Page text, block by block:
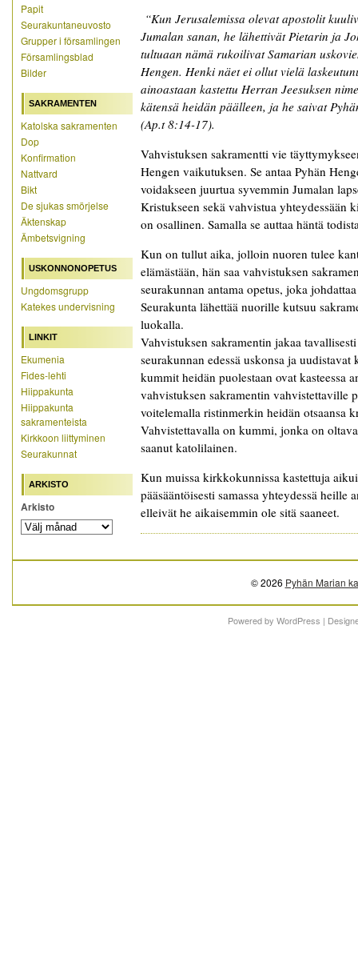
Papit
Seurakuntaneuvosto
Grupper i församlingen
Församlingsblad
Bilder
SAKRAMENTEN
Katolska sakramenten
Dop
Konfirmation
Nattvard
Bikt
De sjukas smörjelse
Äktenskap
Ämbetsvigning
USKONNONOPETUS
Ungdomsgrupp
Katekes undervisning
LINKIT
Ekumenia
Fides-lehti
Hiippakunta
Hiippakunta
sakramenteista
Kirkkoon liittyminen
Seurakunnat
ARKISTO
Arkisto
“Kun Jerusalemissa olevat apostolit
Jumalan sanan, he lähettivät Pietarin ja
tultuaan nämä rukoilivat Samarian
Hengen. Henki näet ei ollut vielä
ainoastaan kastettu Herran Jeesuksen
kätensä heidän päälleen, ja he saivat
(Ap.t 8:14-17).
Vahvistuksen sakramentti vie
Hengen vaikutuksen. Se antaa Pyhän
voidakseen juurtua syvemmin Jumalan
Kristukseen sekä vahvistua yhteydessään
on osallinen. Samalla se auttaa häntä
Kun on tullut aika, jolloin nuoren tulee
elämästään, hän saa vahvistuksen
seurakunnan antama opetus, joka
Seurakunta lähettää nuorille kutsuu
luokalla.
Vahvistuksen sakramentin jakaa
seurakunnan edessä uskonsa ja
kummit heidän puolestaan ovat kasteessa
vahvistuksen sakramentin vahvistettaville
voitelemalla ristinmerkin heidän otsaansa
Vahvistettavalla on kummi, jonka on
saanut katolilainen.
Kun muissa kirkkokunnissa kastettuja
pääsääntöisesti samassa yhteydessä heille
elleivät he aikaisemmin ole sitä saaneet.
© 2026 Pyhän Marian
Powered by WordPress |